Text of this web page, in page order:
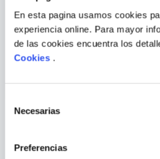
En esta pagina usamos cookies
experiencia online. Para mayor
de las cookies encuentra los
Cookies.
Necesarias
Preferencias
ENVIAR
FUSE; TAIKI
KAWAKAMI
LA VEZ QUE REENCARNE EN
SLIME N.9
VISTE